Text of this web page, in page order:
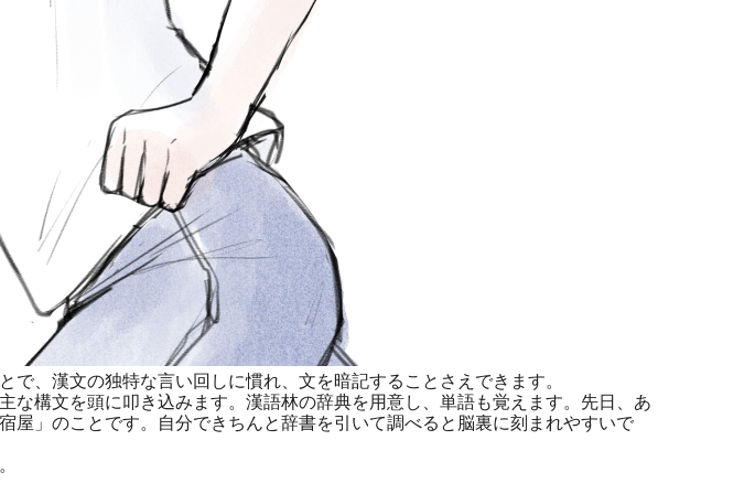
、漢文の独特な言い回しに慣れ、文を暗記することさえできます。
構文を頭に叩き込みます。漢語林の辞典を用意し、単語も覚えます。先日、あ
」のことです。自分できちんと辞書を引いて調べると脳裏に刻まれやすいで